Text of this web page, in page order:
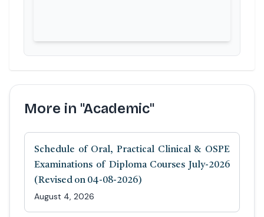
More in "Academic"
Schedule of Oral, Practical Clinical & OSPE
Examinations of Diploma Courses July-2026
(Revised on 04-08-2026)
August 4, 2026